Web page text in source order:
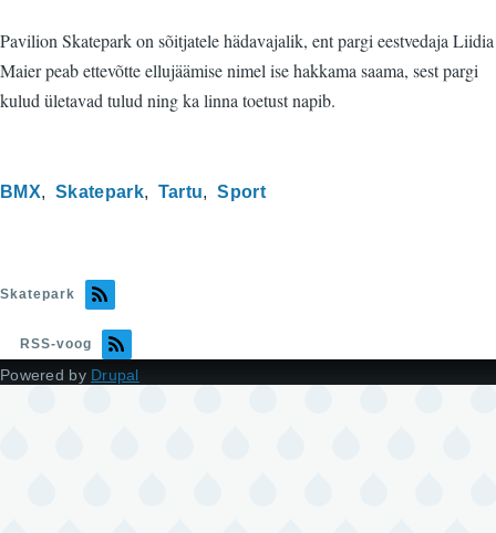
Pavilion Skatepark on sõitjatele hädavajalik, ent pargi eestvedaja Liidia
Maier peab ettevõtte ellujäämise nimel ise hakkama saama, sest pargi
kulud ületavad tulud ning ka linna toetust napib.
BMX Skatepark Tartu Sport
Skatepark
RSS-voog
Powered by Drupal